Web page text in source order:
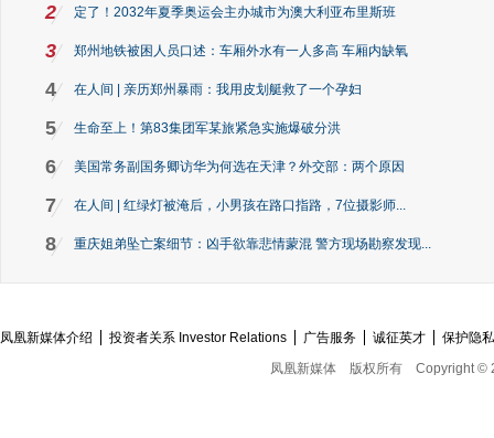
2 定了！2032年夏季奥运会主办城市为澳大利亚布里斯班
3 郑州地铁被困人员口述：车厢外水有一人多高 车厢内缺氧
4 在人间 | 亲历郑州暴雨：我用皮划艇救了一个孕妇
5 生命至上！第83集团军某旅紧急实施爆破分洪
6 美国常务副国务卿访华为何选在天津？外交部：两个原因
7 在人间 | 红绿灯被淹后，小男孩在路口指路，7位摄影师...
8 重庆姐弟坠亡案细节：凶手欲靠悲情蒙混 警方现场勘察发现...
凤凰新媒体介绍 投资者关系 Investor Relations 广告服务 诚征英才
保护隐
凤凰新媒体
版权所有 Copyright ©